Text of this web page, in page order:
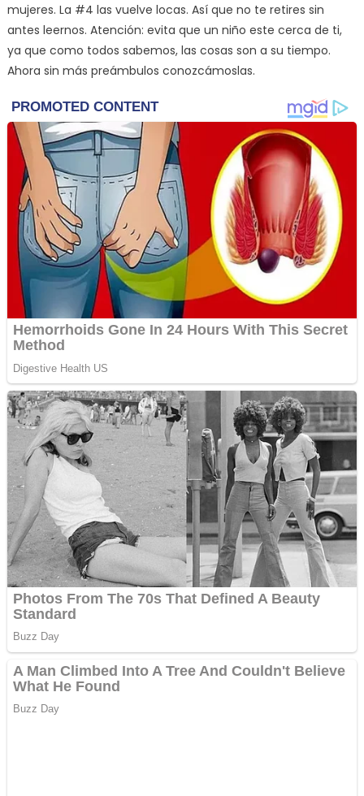
mujeres. La #4 las vuelve locas. Así que no te retires sin
antes leernos. Atención: evita que un niño este cerca de ti,
ya que como todos sabemos, las cosas son a su tiempo.
Ahora sin más preámbulos conozcámoslas.